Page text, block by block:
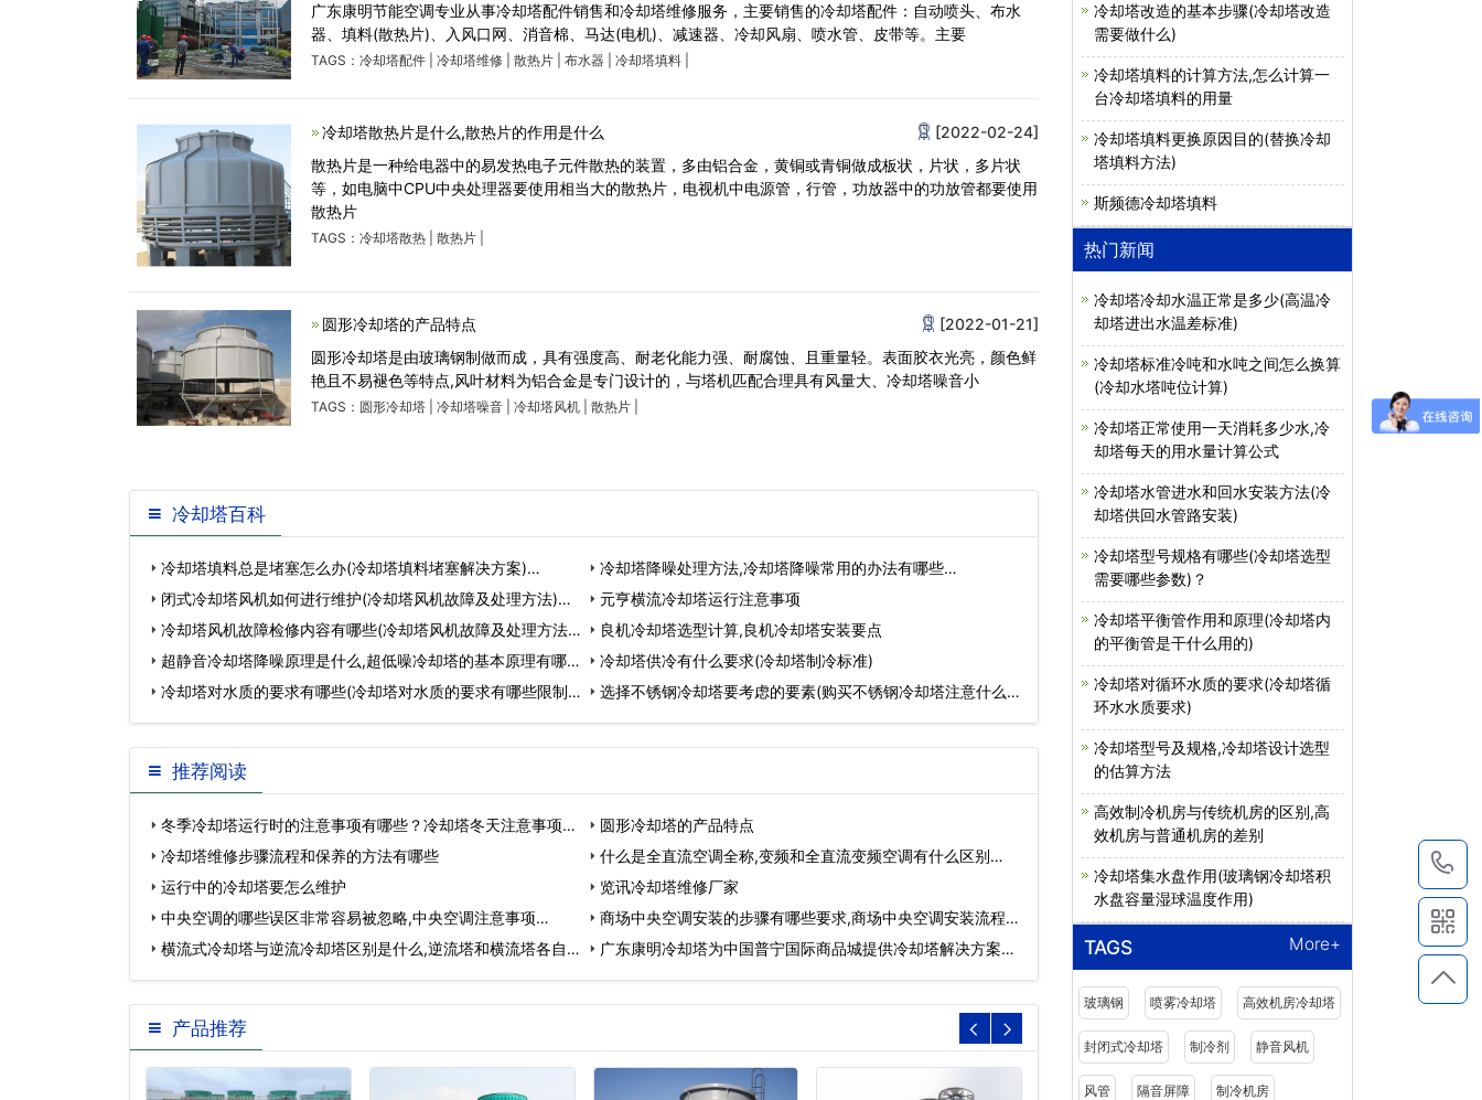
广东康明节能空调专业从事冷却塔配件销售和冷却塔维修服务，主要销售的冷却塔配件：自动喷头、布水
器、填料(散热片)、入风口网、消音棉、马达(电机)、减速器、冷却风扇、喷水管、皮带等。主要
TAGS： 冷却塔配件 冷却塔维修 散热片 布水器 冷却塔填料
冷却塔散热片是什么,散热片的作用是什么
[2022-02-24]
散热片是一种给电器中的易发热电子元件散热的装置，多由铝合金，黄铜或青铜做成板状，片状，多片状
等，如电脑中CPU中央处理器要使用相当大的散热片，电视机中电源管，行管，功放器中的功放管都要使用
散热片
TAGS： 冷却塔散热 散热片
圆形冷却塔的产品特点
[2022-01-21]
圆形冷却塔是由玻璃钢制做而成，具有强度高、耐老化能力强、耐腐蚀、且重量轻。表面胶衣光亮，颜色鲜
艳且不易褪色等特点,风叶材料为铝合金是专门设计的，与塔机匹配合理具有风量大、冷却塔噪音小
TAGS： 圆形冷却塔 冷却塔噪音 冷却塔风机 散热片
冷却塔百科
冷却塔填料总是堵塞怎么办(冷却塔填料堵塞解决方案)…
冷却塔降噪处理方法,冷却塔降噪常用的办法有哪些…
闭式冷却塔风机如何进行维护(冷却塔风机故障及处理方法)…
元亨横流冷却塔运行注意事项
冷却塔风机故障检修内容有哪些(冷却塔风机故障及处理方法)
…
良机冷却塔选型计算,良机冷却塔安装要点
超静音冷却塔降噪原理是什么,超低噪冷却塔的基本原理有哪
些？…
冷却塔供冷有什么要求(冷却塔制冷标准)
冷却塔对水质的要求有哪些(冷却塔对水质的要求有哪些限制)
…
选择不锈钢冷却塔要考虑的要素(购买不锈钢冷却塔注意什么)
…
推荐阅读
冬季冷却塔运行时的注意事项有哪些？冷却塔冬天注意事项…
圆形冷却塔的产品特点
冷却塔维修步骤流程和保养的方法有哪些
什么是全直流空调全称,变频和全直流变频空调有什么区别…
运行中的冷却塔要怎么维护
览讯冷却塔维修厂家
中央空调的哪些误区非常容易被忽略,中央空调注意事项…
商场中央空调安装的步骤有哪些要求,商场中央空调安装流程…
横流式冷却塔与逆流冷却塔区别是什么,逆流塔和横流塔各自优
点…
广东康明冷却塔为中国普宁国际商品城提供冷却塔解决方案…
产品推荐
冷却塔改造的基本步骤(冷却塔改造
需要做什么)
冷却塔填料的计算方法,怎么计算一
台冷却塔填料的用量
冷却塔填料更换原因目的(替换冷却
塔填料方法)
斯频德冷却塔填料
热门新闻
冷却塔冷却水温正常是多少(高温冷
却塔进出水温差标准)
冷却塔标准冷吨和水吨之间怎么换算
(冷却水塔吨位计算)
冷却塔正常使用一天消耗多少水,冷
却塔每天的用水量计算公式
冷却塔水管进水和回水安装方法(冷
却塔供回水管路安装)
冷却塔型号规格有哪些(冷却塔选型
需要哪些参数)？
冷却塔平衡管作用和原理(冷却塔内
的平衡管是干什么用的)
冷却塔对循环水质的要求(冷却塔循
环水水质要求)
冷却塔型号及规格,冷却塔设计选型
的估算方法
高效制冷机房与传统机房的区别,高
效机房与普通机房的差别
冷却塔集水盘作用(玻璃钢冷却塔积
水盘容量湿球温度作用)
TAGS More+
玻璃钢 喷雾冷却塔 高效机房冷却塔
封闭式冷却塔 制冷剂 静音风机
风管 隔音屏障 制冷机房